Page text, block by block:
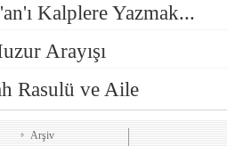
Kalplere Yazmak...
Arayışı
Rasulü ve Aile
Arşiv